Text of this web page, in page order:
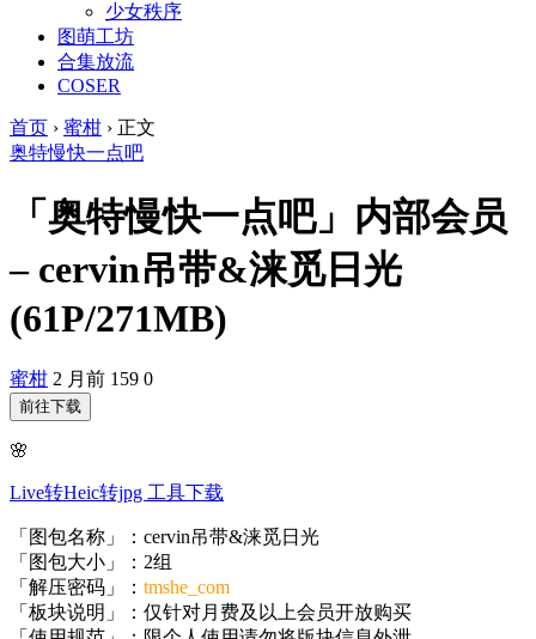
少女秩序
图萌工坊
合集放流
COSER
首页 › 蜜柑 › 正文
奥特慢快一点吧
「奥特慢快一点吧」内部会员
– cervin吊带&涞觅日光
(61P/271MB)
蜜柑 2 月前 159 0
前往下载
🌸
Live转Heic转jpg 工具下载
「图包名称」：cervin吊带&涞觅日光
「图包大小」：2组
「解压密码」： tmshe_com
「板块说明」：仅针对月费及以上会员开放购买